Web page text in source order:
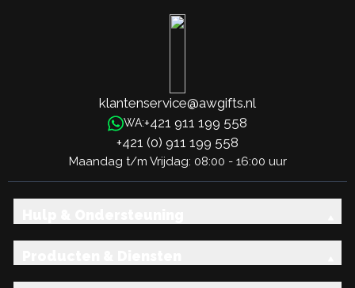
klantenservice@awgifts.nl
WA:+421 911 199 558
+421 (0) 911 199 558
Maandag t/m Vrijdag: 08:00 - 16:00 uur